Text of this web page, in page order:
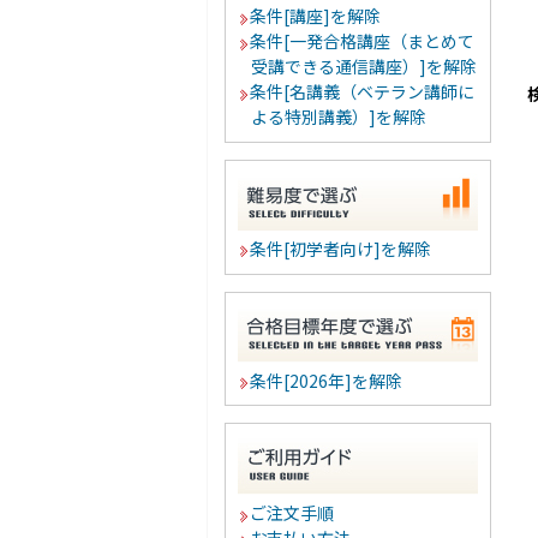
条件[講座]を解除
条件[一発合格講座（まとめて
受講できる通信講座）]を解除
条件[名講義（ベテラン講師に
よる特別講義）]を解除
条件[初学者向け]を解除
条件[2026年]を解除
ご注文手順